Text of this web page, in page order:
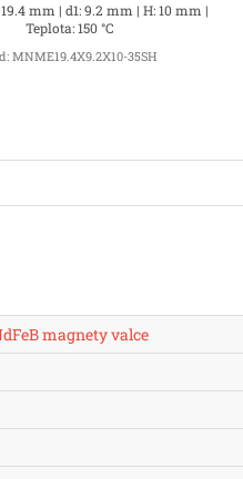
mm | d1: 9.2 mm | H: 10 mm |
Teplota: 150 °C
MNME19.4X9.2X10-35SH
magnety valce